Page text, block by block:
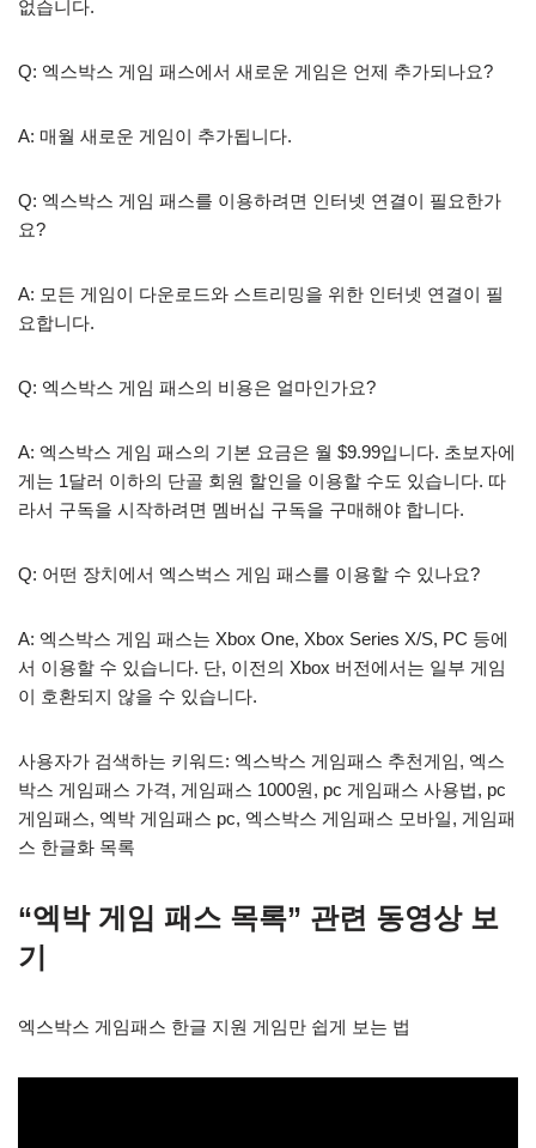
없습니다.
Q: 엑스박스 게임 패스에서 새로운 게임은 언제 추가되나요?
A: 매월 새로운 게임이 추가됩니다.
Q: 엑스박스 게임 패스를 이용하려면 인터넷 연결이 필요한가
요?
A: 모든 게임이 다운로드와 스트리밍을 위한 인터넷 연결이 필
요합니다.
Q: 엑스박스 게임 패스의 비용은 얼마인가요?
A: 엑스박스 게임 패스의 기본 요금은 월 $9.99입니다. 초보자에
게는 1달러 이하의 단골 회원 할인을 이용할 수도 있습니다. 따
라서 구독을 시작하려면 멤버십 구독을 구매해야 합니다.
Q: 어떤 장치에서 엑스벅스 게임 패스를 이용할 수 있나요?
A: 엑스박스 게임 패스는 Xbox One, Xbox Series X/S, PC 등에
서 이용할 수 있습니다. 단, 이전의 Xbox 버전에서는 일부 게임
이 호환되지 않을 수 있습니다.
사용자가 검색하는 키워드: 엑스박스 게임패스 추천게임, 엑스
박스 게임패스 가격, 게임패스 1000원, pc 게임패스 사용법, pc
게임패스, 엑박 게임패스 pc, 엑스박스 게임패스 모바일, 게임패
스 한글화 목록
“엑박 게임 패스 목록” 관련 동영상 보
기
엑스박스 게임패스 한글 지원 게임만 쉽게 보는 법